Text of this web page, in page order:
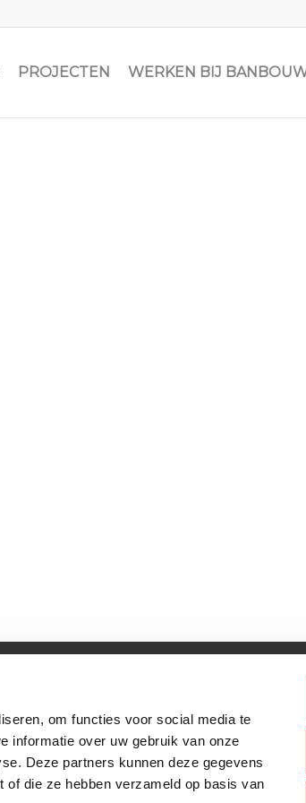
om functies voor social media te
informatie over uw gebruik van onze
Deze partners kunnen deze gegevens
die ze hebben verzameld op basis van
PROJECTEN WERKEN BIJ